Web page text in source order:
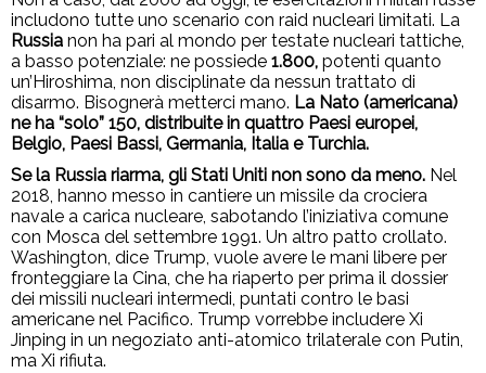
includono tutte uno scenario con raid nucleari limitati. La
Russia non ha pari al mondo per testate nucleari tattiche,
a basso potenziale: ne possiede 1.800, potenti quanto
un’Hiroshima, non disciplinate da nessun trattato di
disarmo. Bisognerà metterci mano. La Nato (americana)
ne ha “solo” 150, distribuite in quattro Paesi europei,
Belgio, Paesi Bassi, Germania, Italia e Turchia.
Se la Russia riarma, gli Stati Uniti non sono da meno. Nel
2018, hanno messo in cantiere un missile da crociera
navale a carica nucleare, sabotando l’iniziativa comune
con Mosca del settembre 1991. Un altro patto crollato.
Washington, dice Trump, vuole avere le mani libere per
fronteggiare la Cina, che ha riaperto per prima il dossier
dei missili nucleari intermedi, puntati contro le basi
americane nel Pacifico. Trump vorrebbe includere Xi
Jinping in un negoziato anti-atomico trilaterale con Putin,
ma Xi rifiuta.